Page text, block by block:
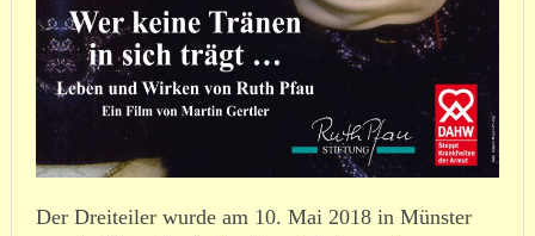
Der Dreiteiler wurde am 10. Mai 2018 in Münster